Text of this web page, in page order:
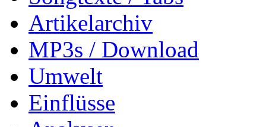
Artikelarchiv
MP3s / Download
Umwelt
Einflüsse